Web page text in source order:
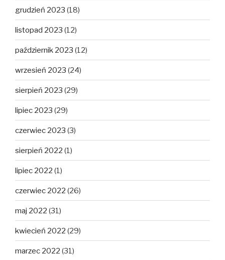
grudzień 2023 (18)
listopad 2023 (12)
październik 2023 (12)
wrzesień 2023 (24)
sierpień 2023 (29)
lipiec 2023 (29)
czerwiec 2023 (3)
sierpień 2022 (1)
lipiec 2022 (1)
czerwiec 2022 (26)
maj 2022 (31)
kwiecień 2022 (29)
marzec 2022 (31)